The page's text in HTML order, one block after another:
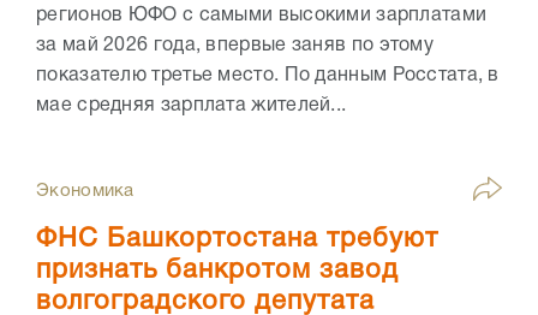
регионов ЮФО с самыми высокими зарплатами
за май 2026 года, впервые заняв по этому
показателю третье место. По данным Росстата, в
мае средняя зарплата жителей...
Экономика
ФНС Башкортостана требуют
признать банкротом завод
волгоградского депутата